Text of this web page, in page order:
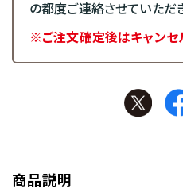
の都度ご連絡させていただ
※ご注文確定後はキャンセ
商品説明